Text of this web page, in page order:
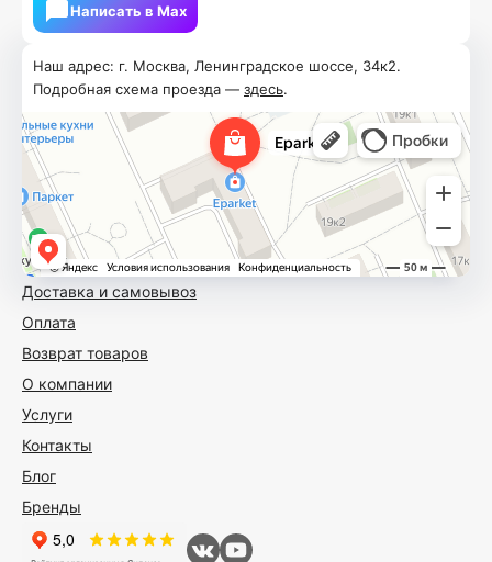
Доставка и самовывоз
Оплата
Возврат товаров
О компании
Услуги
Контакты
Блог
Бренды
Наш адрес: г. Москва, Ленинградское шоссе, 34к2.
Подробная схема проезда — здесь.
Написать в Мах